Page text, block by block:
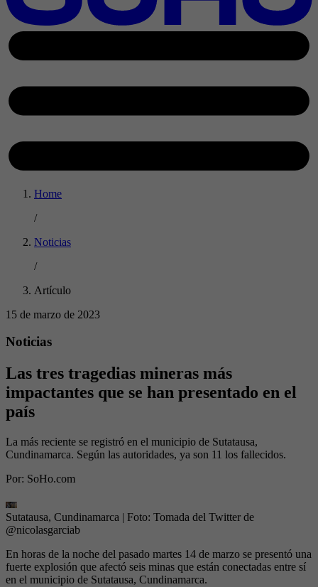
Home
/
Noticias
/
Artículo
15 de marzo de 2023
Noticias
Las tres tragedias mineras más
impactantes que se han presentado en el
país
La más reciente se registró en el municipio de Sutatausa,
Cundinamarca. Según las autoridades, ya son 11 los fallecidos.
Por: SoHo.com
Sutatausa, Cundinamarca | Foto: Tomada del Twitter de
@nicolasgarciab
En horas de la noche del pasado martes 14 de marzo se presentó una
fuerte explosión que afectó seis minas que están conectadas entre sí
en el municipio de Sutatausa, Cundinamarca.